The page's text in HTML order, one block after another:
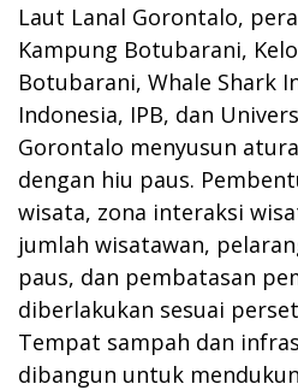
Laut Lanal Gorontalo,
Kampung Botubarani,
Botubarani, Whale Shark
Indonesia, IPB, dan
Gorontalo menyusun
dengan hiu paus.
wisata, zona interaksi
jumlah wisatawan,
paus, dan pembatasan
diberlakukan sesuai
Tempat sampah dan
dibangun untuk